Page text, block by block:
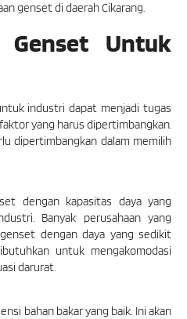
genset di daerah Cikarang.
Genset Untuk
industri dapat menjadi tugas
yang harus dipertimbangkan.
dipertimbangkan dalam memilih
dengan kapasitas daya yang
Banyak perusahaan yang
dengan daya yang sedikit
untuk mengakomodasi
darurat.
bahan bakar yang baik. Ini akan